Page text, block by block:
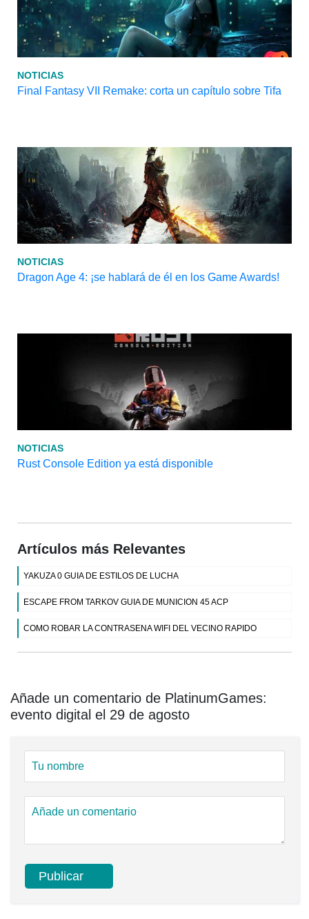
NOTICIAS
Final Fantasy VII Remake: corta un capítulo sobre Tifa
NOTICIAS
Dragon Age 4: ¡se hablará de él en los Game Awards!
NOTICIAS
Rust Console Edition ya está disponible
Artículos más Relevantes
YAKUZA 0 GUIA DE ESTILOS DE LUCHA
ESCAPE FROM TARKOV GUIA DE MUNICION 45 ACP
COMO ROBAR LA CONTRASENA WIFI DEL VECINO RAPIDO
Añade un comentario de PlatinumGames:
evento digital el 29 de agosto